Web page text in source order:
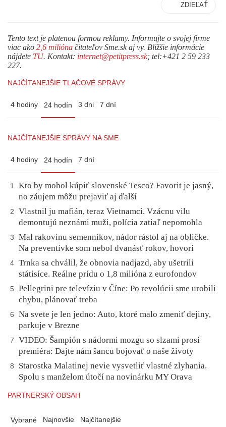
ZDIEĽAŤ
Tento text je platenou formou reklamy. Informujte o svojej firme
viac ako 2,6 milióna čitateľov Sme.sk aj vy. Bližšie informácie
nájdete TU. Kontakt: internet@petitpress.sk; tel:+421 2 59 233
227.
NAJČÍTANEJŠIE TLAČOVÉ SPRÁVY
4 hodiny 24 hodín 3 dni 7 dní
NAJČÍTANEJŠIE SPRÁVY NA SME
4 hodiny 24 hodín 7 dní
1
Kto by mohol kúpiť slovenské Tesco? Favorit je jasný,
no záujem môžu prejaviť aj ďalší
2
Vlastnil ju mafián, teraz Vietnamci. Vzácnu vilu
demontujú neznámi muži, polícia zatiaľ nepomohla
3
Mal rakovinu semenníkov, nádor rástol aj na obličke.
Na preventívke som nebol dvanásť rokov, hovorí
4 Trnka sa chválil, že obnovia nadjazd, aby ušetrili
státisíce. Reálne prídu o 1,8 milióna z eurofondov
5
Pellegrini pre televíziu v Číne: Po revolúcii sme urobili
chybu, plánovať treba
6
Na svete je len jedno: Auto, ktoré malo zmeniť dejiny,
parkuje v Brezne
7
VIDEO: Šampión s nádormi mozgu so slzami prosí
premiéra: Dajte nám šancu bojovať o naše životy
8
Starostka Malatinej nevie vysvetliť vlastné zlyhania.
Spolu s manželom útočí na novinárku MY Orava
PARTNERSKÝ OBSAH
Vybrané Najnovšie Najčítanejšie